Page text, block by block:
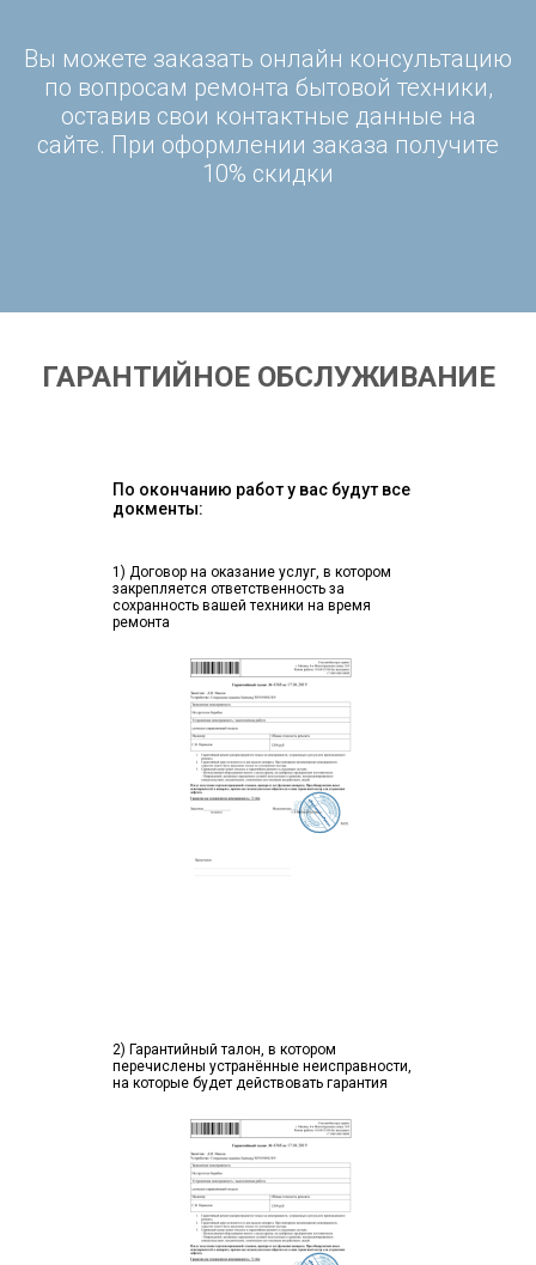
Вы можете заказать онлайн консультацию
по вопросам ремонта бытовой техники,
оставив свои контактные данные на
сайте. При оформлении заказа получите
10% скидки
ГАРАНТИЙНОЕ ОБСЛУЖИВАНИЕ
По окончанию работ у вас будут все
докменты:
1) Договор на оказание услуг, в котором
закрепляется ответственность за
сохранность вашей техники на время
ремонта
2) Гарантийный талон, в котором
перечислены устранённые неисправности,
на которые будет действовать гарантия